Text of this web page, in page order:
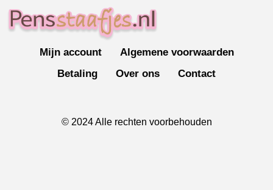
Mijn account
Algemene voorwaarden
Betaling
Over ons Contact
© 2024 Alle rechten voorbehouden